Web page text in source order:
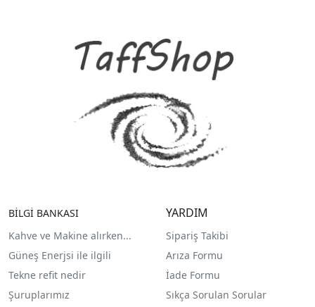
BİLGİ BANKASI
Kahve ve Makine alırken...
Güneş Enerjsi ile ilgili
Tekne refit nedir
Şuruplarımız
YARDIM
Sipariş Takibi
Arıza Formu
İade Formu
Sıkça Sorulan Sorular